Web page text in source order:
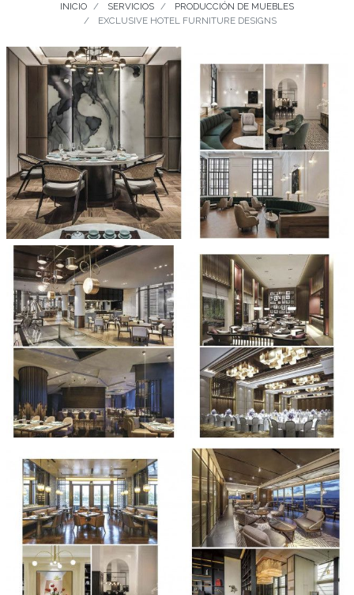
INICIO SERVICIOS
PRODUCCIÓN DE MUEBLES
EXCLUSIVE HOTEL FURNITURE DESIGNS